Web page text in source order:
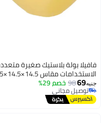
بولة بلاستيك صغيرة متعددة
الاستخدامات مقاس 14.5×14.5×6.5
– كود 1065
69
98خصم 29%
توصيل مجاني
توصيل مجاني